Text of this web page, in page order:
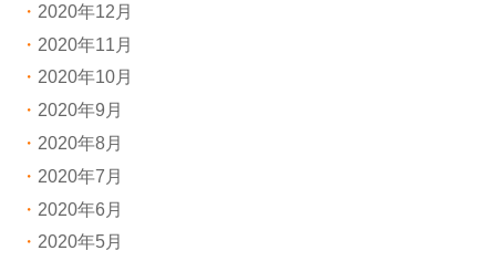
2020年12月
2020年11月
2020年10月
2020年9月
2020年8月
2020年7月
2020年6月
2020年5月